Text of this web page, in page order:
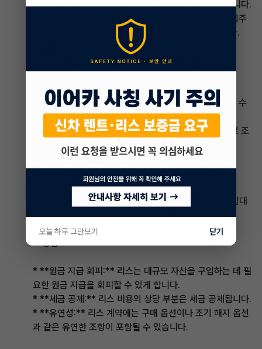
* **운영 비용 낮음:** 운영 비용이 단기 렌트보다 적습니다.
* **입주자 유지율 높음:** 장기 임대인은 일반적으로 입주
자가 더 오래 머무르므로 입주자 교체 비용이 절감됩니다.
* **유연성 부족:** 임대인은 장기 약정에 구속됩니다.
* **공실률 위험:** 입주자가 떠나면 공실률이 발생하여 수
익 손실이 발생할 수 있습니다.
* **임대료 조정 제한:** 장기 렌트는 일반적으로 임대료 조
정이 제한적입니다.
**정의:** 대규모 자산(예: 차량, 장비, 건물)을 장기간 임대
하는 노동 계약
**장점:**
* **원금 지급 회피:** 리스는 대규모 자산을 구입하는 데 필
요한 원금 지급을 회피할 수 있게 합니다.
* **세금 공제:** 리스 비용의 상당 부분은 세금 공제됩니다.
* **유연성:** 리스 계약에는 구매 옵션이나 조기 해지 옵션
과 같은 유연한 조항이 포함될 수 있습니다.
오늘 하루 그만보기 닫기